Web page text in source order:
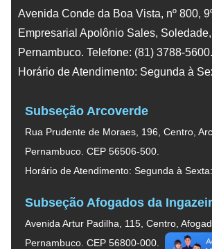
Avenida Conde da Boa Vista, nº 800,
Empresarial Apolônio Sales,
Pernambuco. Telefone: (81) 3788-5600.
Horário de Atendimento: Segunda à
Subseção Arcoverde
Rua Prudente de Moraes, 196, Centro,
Pernambuco. CEP 56506-500.
Horário de Atendimento: Segunda à
Subseção Afogados da
Avenida Artur Padilha, 115, Centro,
Pernambuco. CEP 56800-000.